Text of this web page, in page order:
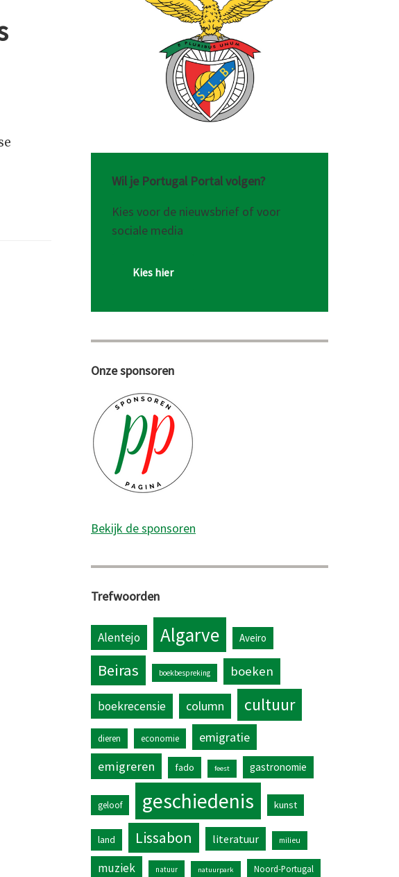
Wil je Portugal Portal volgen?
Kies voor de nieuwsbrief of voor
sociale media
Kies hier
Onze sponsoren
Bekijk de sponsoren
Trefwoorden
Alentejo Algarve Aveiro
Beiras boekbespreking boeken
boekrecensie column cultuur
dieren economie
emigratie
emigreren
fado feest gastronomie
geloof geschiedenis kunst
land Lissabon literatuur milieu
muziek natuur natuurpark Noord-Portugal